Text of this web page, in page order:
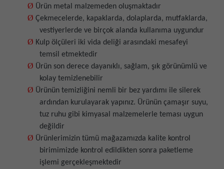
Ø Ürün metal malzemeden oluşmaktadır
Ø Çekmecelerde, kapaklarda, dolaplarda, mutfaklarda,
vestiyerlerde ve birçok alanda kullanıma uygundur
Ø Kulp ölçüleri iki vida deliği arasındaki mesafeyi
temsil etmektedir
Ø Ürün son derece dayanıklı, sağlam, şık görünümlü ve
kolay temizlenebilir
Ø Ürünün temizliğini nemli bir bez yardımı ile silerek
ardından kurulayarak yapınız. Ürünün çamaşır suyu,
tuz ruhu gibi kimyasal malzemelerle teması uygun
değildir
Ø Ürünlerimizin tümü mağazamızda kalite kontrol
birimimizde kontrol edildikten sonra paketleme
işlemi gerçekleşmektedir